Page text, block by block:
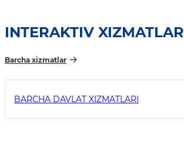
INTERAKTIV XIZMATLAR
Barcha xizmatlar
BARCHA DAVLAT XIZMATLARI